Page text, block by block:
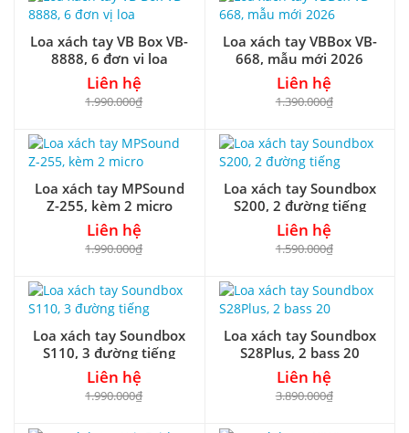
Loa xách tay VB Box VB-
8888, 6 đơn vị loa
Liên hệ
1.990.000₫
Loa xách tay VBBox VB-
668, mẫu mới 2026
Liên hệ
1.390.000₫
Loa xách tay MPSound
Z-255, kèm 2 micro
Liên hệ
1.990.000₫
Loa xách tay Soundbox
S200, 2 đường tiếng
Liên hệ
1.590.000₫
Loa xách tay Soundbox
S110, 3 đường tiếng
Liên hệ
1.990.000₫
Loa xách tay Soundbox
S28Plus, 2 bass 20
Liên hệ
3.890.000₫